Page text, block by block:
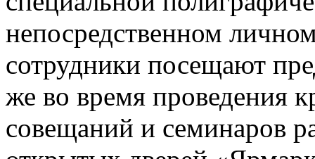
непосредственном
сотрудники посещают
же во время проведения
совещаний и семинаров